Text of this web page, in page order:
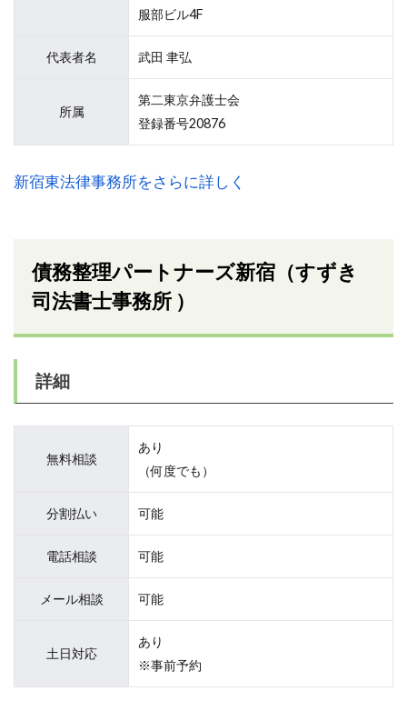
服部ビル4F
代表者名 武田 聿弘
所属
第二東京弁護士会
登録番号20876
新宿東法律事務所をさらに詳しく
債務整理パートナーズ新宿（すずき
司法書士事務所 ）
詳細
無料相談
あり
（何度でも）
分割払い 可能
電話相談 可能
メール相談 可能
土日対応
あり
※事前予約